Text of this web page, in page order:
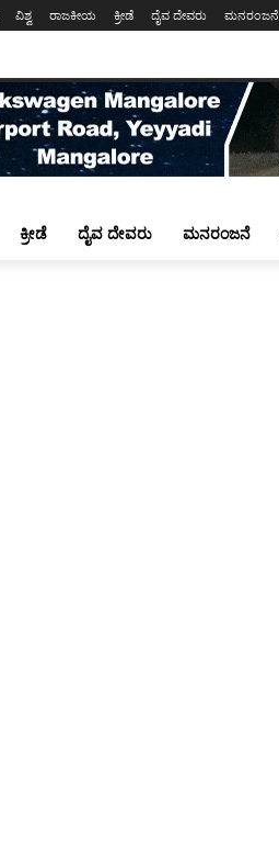
ವಿಶ್ವ ರಾಜಕೀಯ ಕ್ರೀಡೆ ದೈವ ದೇವರು ಮನರಂಜನೆ
ಕ್ರೀಡೆ ದೈವ ದೇವರು ಮನರಂಜನೆ